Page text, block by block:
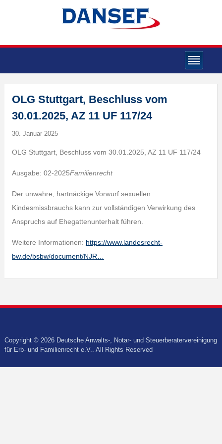
OLG Stuttgart, Beschluss vom
30.01.2025, AZ 11 UF 117/24
30. Januar 2025
OLG Stuttgart, Beschluss vom 30.01.2025, AZ 11 UF 117/24
Ausgabe: 02-2025Familienrecht
Der unwahre, hartnäckige Vorwurf sexuellen
Kindesmissbrauchs kann zur vollständigen Verwirkung des
Anspruchs auf Ehegattenunterhalt führen.
Weitere Informationen: https://www.landesrecht-
bw.de/bsbw/document/NJR…
Copyright © 2026 Deutsche Anwalts-, Notar- und Steuerberatervereinigung
für Erb- und Familienrecht e.V.. All Rights Reserved